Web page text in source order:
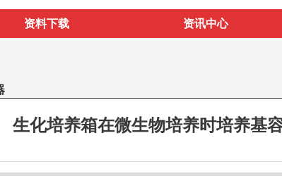
资料下载 资讯中心
生化培养箱在微生物培养时培养基